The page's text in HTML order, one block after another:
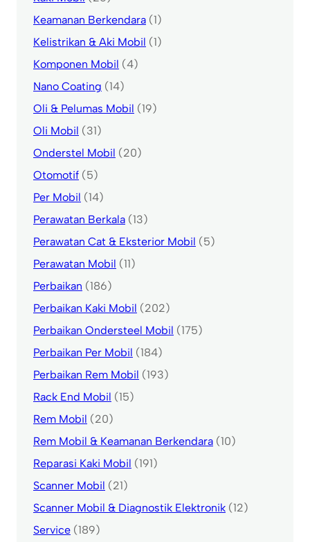
Keamanan Berkendara (1)
Kelistrikan & Aki Mobil (1)
Komponen Mobil (4)
Nano Coating (14)
Oli & Pelumas Mobil (19)
Oli Mobil (31)
Onderstel Mobil (20)
Otomotif (5)
Per Mobil (14)
Perawatan Berkala (13)
Perawatan Cat & Eksterior Mobil (5)
Perawatan Mobil (11)
Perbaikan (186)
Perbaikan Kaki Mobil (202)
Perbaikan Ondersteel Mobil (175)
Perbaikan Per Mobil (184)
Perbaikan Rem Mobil (193)
Rack End Mobil (15)
Rem Mobil (20)
Rem Mobil & Keamanan Berkendara (10)
Reparasi Kaki Mobil (191)
Scanner Mobil (21)
Scanner Mobil & Diagnostik Elektronik (12)
Service (189)